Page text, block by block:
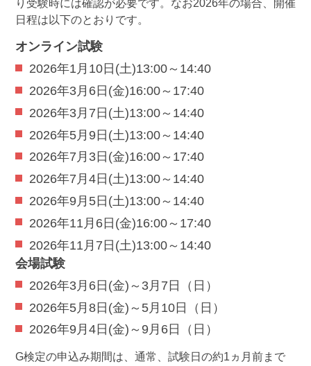
り受験時には確認が必要です。なお2026年の場合、開催
日程は以下のとおりです。
オンライン試験
2026年1月10日(土)13:00～14:40
2026年3月6日(金)16:00～17:40
2026年3月7日(土)13:00～14:40
2026年5月9日(土)13:00～14:40
2026年7月3日(金)16:00～17:40
2026年7月4日(土)13:00～14:40
2026年9月5日(土)13:00～14:40
2026年11月6日(金)16:00～17:40
2026年11月7日(土)13:00～14:40
会場試験
2026年3月6日(金)～3月7日（日）
2026年5月8日(金)～5月10日（日）
2026年9月4日(金)～9月6日（日）
G検定の申込み期間は、通常、試験日の約1ヵ月前まで